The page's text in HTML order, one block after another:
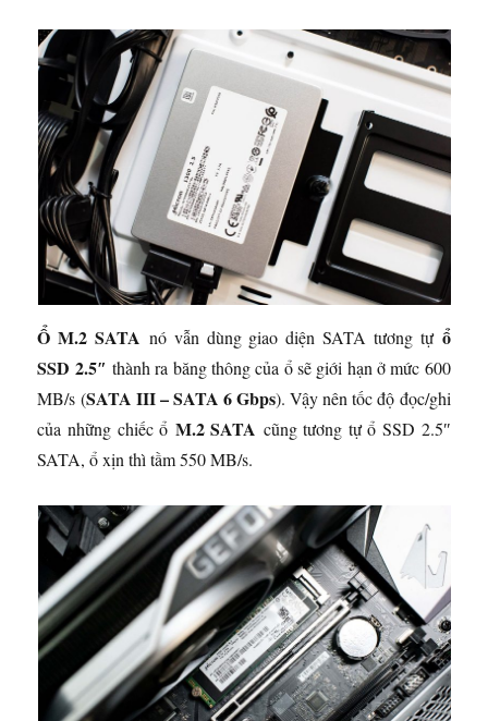
Ổ M.2 SATA nó vẫn dùng giao diện SATA tương tự ổ
SSD 2.5″ thành ra băng thông của ổ sẽ giới hạn ở mức 600
MB/s (SATA III – SATA 6 Gbps). Vậy nên tốc độ đọc/ghi
của những chiếc ổ M.2 SATA cũng tương tự ổ SSD 2.5″
SATA, ổ xịn thì tầm 550 MB/s.